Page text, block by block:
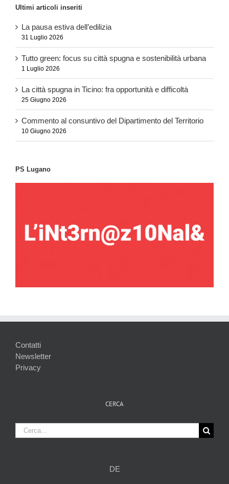
Ultimi articoli inseriti
La pausa estiva dell’edilizia
31 Luglio 2026
Tutto green: focus su città spugna e sostenibilità urbana
1 Luglio 2026
La città spugna in Ticino: fra opportunità e difficoltà
25 Giugno 2026
Commento al consuntivo del Dipartimento del Territorio
10 Giugno 2026
PS Lugano
Contatti
Newsletter
Privacy
CERCA
Cerca
per:
DE